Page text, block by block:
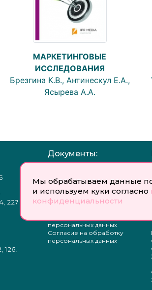
Мы обрабатываем данные
и используем куки согласно
конфиденциальности
МАРКЕТИНГОВЫЕ
ИССЛЕДОВАНИЯ
Брезгина К.В., Антинескул Е.А.,
Ясырева А.А.
227
126,
Документы:
персональных данных
Пользовательское
соглашение
Политика
персональных данных
Согласие на обработку
персональных данных